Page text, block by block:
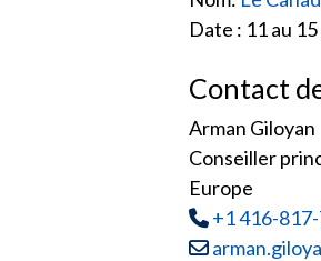
Date : 11 au
Contact
Arman Giloyan
Conseiller
Europe
Tél:
+1 416-
Courriel :